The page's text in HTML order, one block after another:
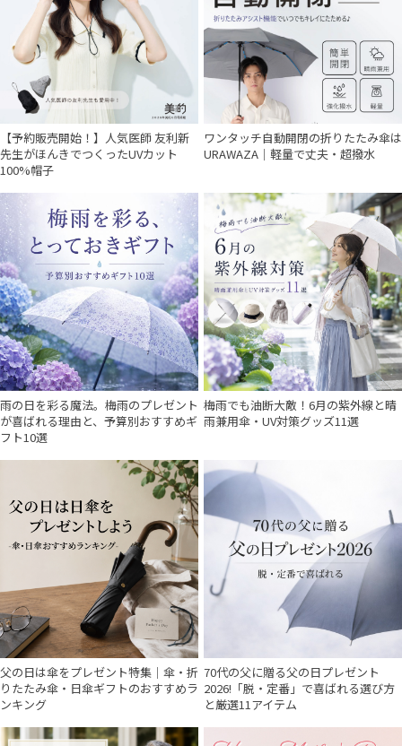
【予約販売開始！】人気医師 友利新
先生がほんきでつくったUVカット
100%帽子
ワンタッチ自動開閉の折りたたみ傘は
URAWAZA｜軽量で丈夫・超撥水
雨の日を彩る魔法。梅雨のプレゼント
が喜ばれる理由と、予算別おすすめギ
フト10選
梅雨でも油断大敵！6月の紫外線と晴
雨兼用傘・UV対策グッズ11選
父の日は傘をプレゼント特集｜傘・折
りたたみ傘・日傘ギフトのおすすめラ
ンキング
70代の父に贈る父の日プレゼント
2026!「脱・定番」で喜ばれる選び方
と厳選11アイテム